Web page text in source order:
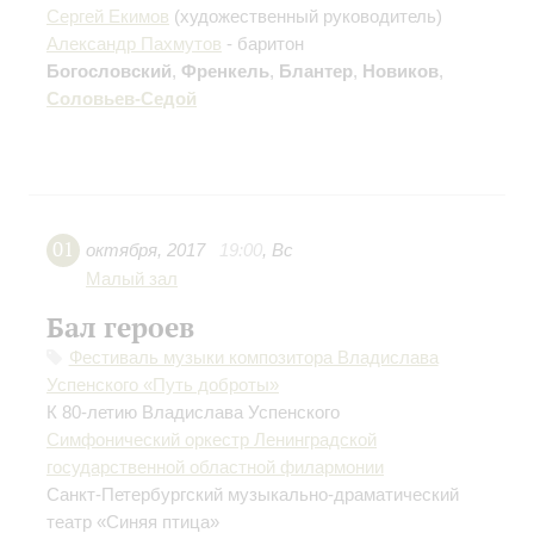
Сергей Екимов (художественный руководитель)
Александр Пахмутов - баритон
Богословский, Френкель, Блантер, Новиков,
Соловьев-Седой
01 октября, 2017 19:00, Вс
Малый зал
Бал героев
Фестиваль музыки композитора Владислава
Успенского «Путь доброты»
К 80-летию Владислава Успенского
Симфонический оркестр Ленинградской
государственной областной филармонии
Санкт-Петербургский музыкально-драматический
театр «Синяя птица»